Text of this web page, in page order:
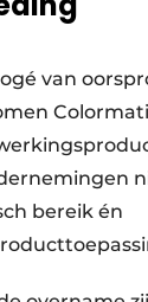
van
bereik én